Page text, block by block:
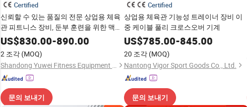
Certified
신뢰할 수 있는 품질의 전문 상업용 체육
관 피트니스 장비, 둔부 훈련을 위한 맥스
글루트 킥백 프로 기계
US$830.00-890.00
2 조각 (MOQ)
Shandong Yuwei Fitness Equipment Co., Ltd
문의 보내기
Certified
상업용 체육관 기능성 트레이너 장비 이
중 케이블 풀리 크로스오버 기계
US$785.00-845.00
20 조각 (MOQ)
Nantong Vigor Sport Goods Co., Ltd.
문의 보내기